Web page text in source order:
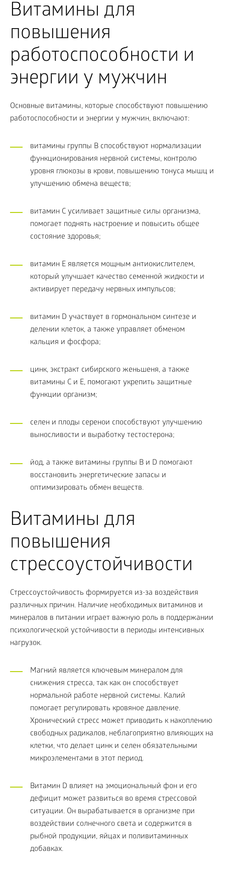
Витамины для
повышения
работоспособности и
энергии у мужчин
Основные витамины, которые способствуют повышению
работоспособности и энергии у мужчин, включают:
витамины группы В способствуют нормализации
функционирования нервной системы, контролю
уровня глюкозы в крови, повышению тонуса мышц и
улучшению обмена веществ;
витамин С усиливает защитные силы организма,
помогает поднять настроение и повысить общее
состояние здоровья;
витамин Е является мощным антиокислителем,
который улучшает качество семенной жидкости и
активирует передачу нервных импульсов;
витамин D участвует в гормональном синтезе и
делении клеток, а также управляет обменом
кальция и фосфора;
цинк, экстракт сибирского женьшеня, а также
витамины С и Е, помогают укрепить защитные
функции организм;
селен и плоды серенои способствуют улучшению
выносливости и выработку тестостерона;
йод, а также витамины группы В и D помогают
восстановить энергетические запасы и
оптимизировать обмен веществ.
Витамины для
повышения
стрессоустойчивости
Стрессоустойчивость формируется из-за воздействия
различных причин. Наличие необходимых витаминов и
минералов в питании играет важную роль в поддержании
психологической устойчивости в периоды интенсивных
нагрузок.
Магний является ключевым минералом для
снижения стресса, так как он способствует
нормальной работе нервной системы. Калий
помогает регулировать кровяное давление.
Хронический стресс может приводить к накоплению
свободных радикалов, неблагоприятно влияющих на
клетки, что делает цинк и селен обязательными
микроэлементами в этот период.
Витамин D влияет на эмоциональный фон и его
дефицит может развиться во время стрессовой
ситуации. Он вырабатывается в организме при
воздействии солнечного света и содержится в
рыбной продукции, яйцах и поливитаминных
добавках.